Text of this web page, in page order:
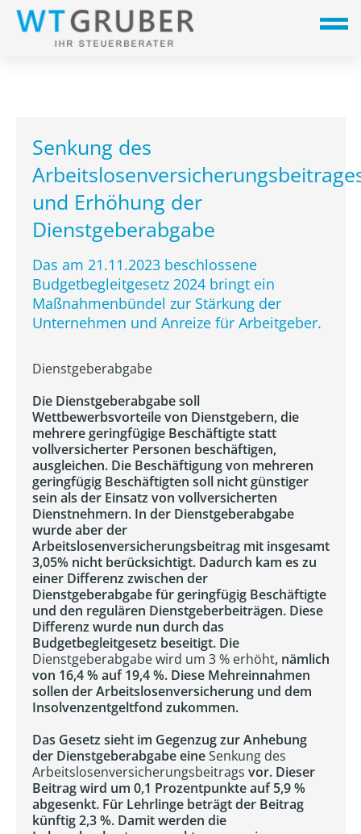
Senkung des
und Erhöhung der
Dienstgeberabgabe
Das am 21.11.2023 beschlossene
Budgetbegleitgesetz 2024 bringt ein
Maßnahmenbündel zur Stärkung der
Unternehmen und Anreize für Arbeitgeber.
Dienstgeberabgabe
Die Dienstgeberabgabe soll
Wettbewerbsvorteile von Dienstgebern, die
mehrere geringfügige Beschäftigte statt
vollversicherter Personen beschäftigen,
ausgleichen. Die Beschäftigung von mehreren
geringfügig Beschäftigten soll nicht günstiger
sein als der Einsatz von vollversicherten
Dienstnehmern. In der Dienstgeberabgabe
wurde aber der
Arbeitslosenversicherungsbeitrag mit insgesamt
3,05% nicht berücksichtigt. Dadurch kam es zu
einer Differenz zwischen der
Dienstgeberabgabe für geringfügig Beschäftigte
und den regulären Dienstgeberbeiträgen. Diese
Differenz wurde nun durch das
Budgetbegleitgesetz beseitigt. Die
Dienstgeberabgabe wird um 3 % erhöht, nämlich
von 16,4 % auf 19,4 %. Diese Mehreinnahmen
sollen der Arbeitslosenversicherung und dem
Insolvenzentgeltfond zukommen.
Das Gesetz sieht im Gegenzug zur Anhebung
der Dienstgeberabgabe eineSenkung des
Arbeitslosenversicherungsbeitrags vor. Dieser
Beitrag wird um 0,1 Prozentpunkte auf 5,9 %
abgesenkt. Für Lehrlinge beträgt der Beitrag
künftig 2,3 %. Damit werden die